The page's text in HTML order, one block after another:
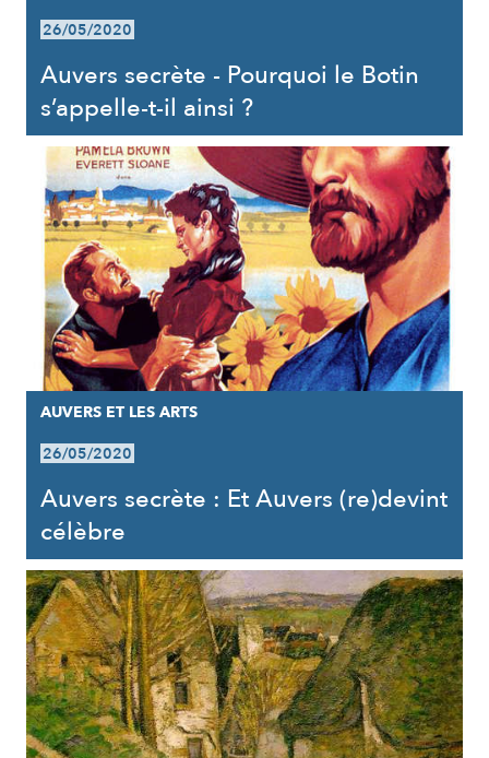
26/05/2020
Auvers secrète - Pourquoi le Botin
s’appelle-t-il ainsi ?
AUVERS ET LES ARTS
26/05/2020
Auvers secrète : Et Auvers (re)devint
célèbre